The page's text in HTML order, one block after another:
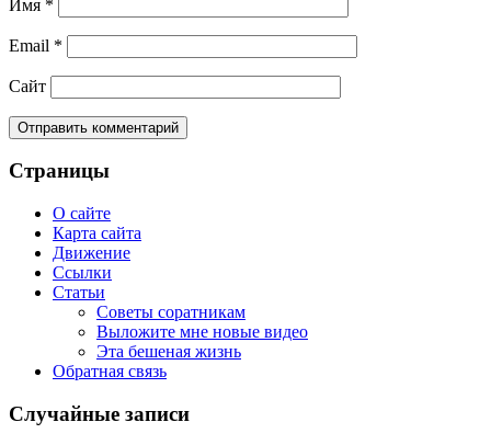
Имя *
Email *
Сайт
Страницы
О сайте
Карта сайта
Движение
Ссылки
Статьи
Советы соратникам
Выложите мне новые видео
Эта бешеная жизнь
Обратная связь
Случайные записи